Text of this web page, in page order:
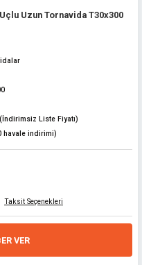
Uzun Tornavida T30x300
Liste Fiyatı)
havale indirimi)
Taksit Seçenekleri
VER